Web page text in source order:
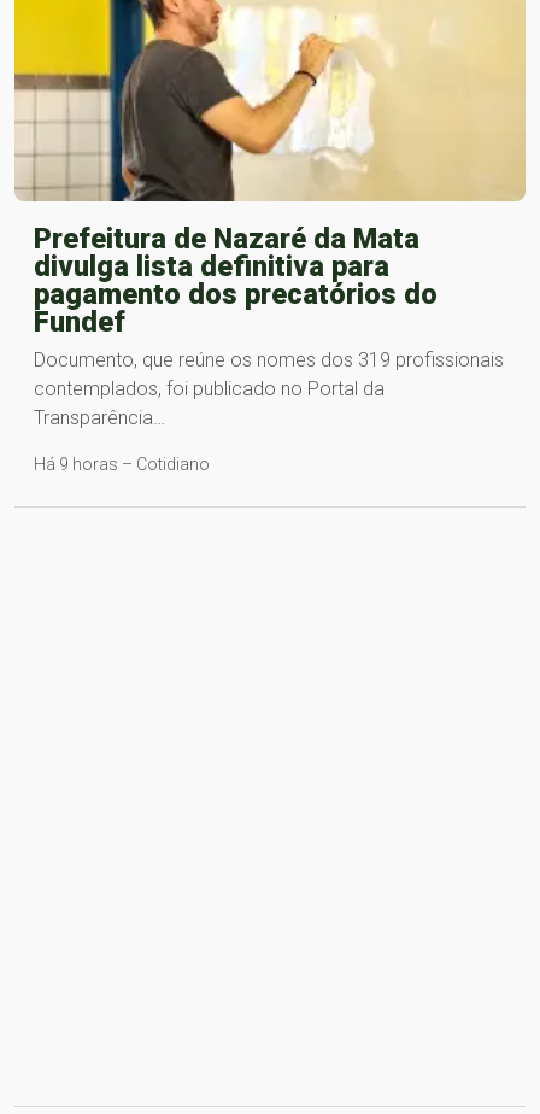
Prefeitura de Nazaré da Mata
divulga lista definitiva para
pagamento dos precatórios do
Fundef
Documento, que reúne os nomes dos 319 profissionais
contemplados, foi publicado no Portal da
Transparência…
Há 9 horas – Cotidiano